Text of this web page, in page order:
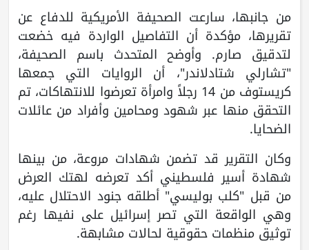
من جانبها، سارعت الصحيفة الأمريكية للدفاع عن
تقريرها، مؤكدة أن التفاصيل الواردة فيه خضعت
لتدقيق صارم. وأوضح المتحدث باسم الصحيفة،
"تشارلي شتادلاندر"، أن الروايات التي جمعها
كريستوف من 14 رجلاً وامرأة تعرضوا للانتهاكات، تم
التحقق منها عبر شهود ومحامين وأفراد من عائلات
الضحايا.
وكان التقرير قد تضمن شهادات مروعة، من بينها
شهادة أسير فلسطيني أكد تعرضه لهتك العرض
من قبل "كلب بوليسي" أطلقه جنود الاحتلال عليه،
وهي الواقعة التي تصر إسرائيل على نفيها رغم
توثيق منظمات حقوقية لحالات مشابهة.